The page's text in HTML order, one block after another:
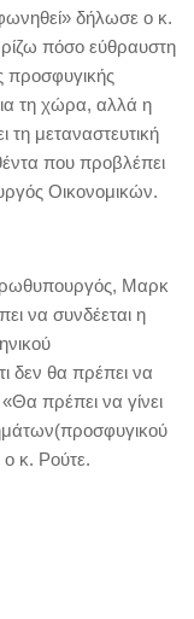
δήλωσε ο κ.
πόσο εύθραυστη
προσφυγικής
τη χώρα, αλλά η
μεταναστευτική
που προβλέπει
Οικονομικών.
Μαρκ
να συνδέεται η
δεν θα πρέπει να
πρέπει να γίνει
κ. Ρούτε.